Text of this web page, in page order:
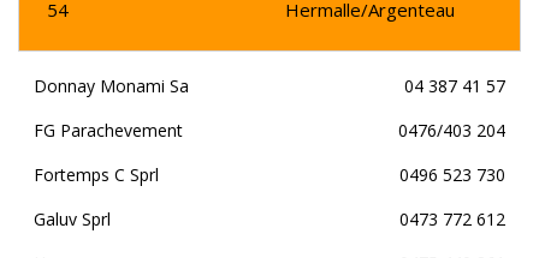
54
Hermalle/Argenteau
Donnay Monami Sa
04 387 41 57
FG Parachevement
0476/403 204
Fortemps C Sprl
0496 523 730
Galuv Sprl
0473 772 612